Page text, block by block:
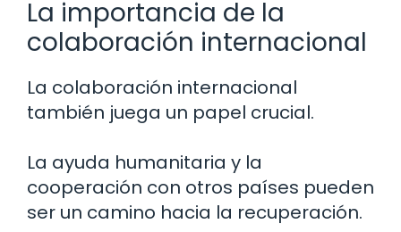
La importancia de la
colaboración internacional
La colaboración internacional
también juega un papel crucial.
La ayuda humanitaria y la
cooperación con otros países pueden
ser un camino hacia la recuperación.